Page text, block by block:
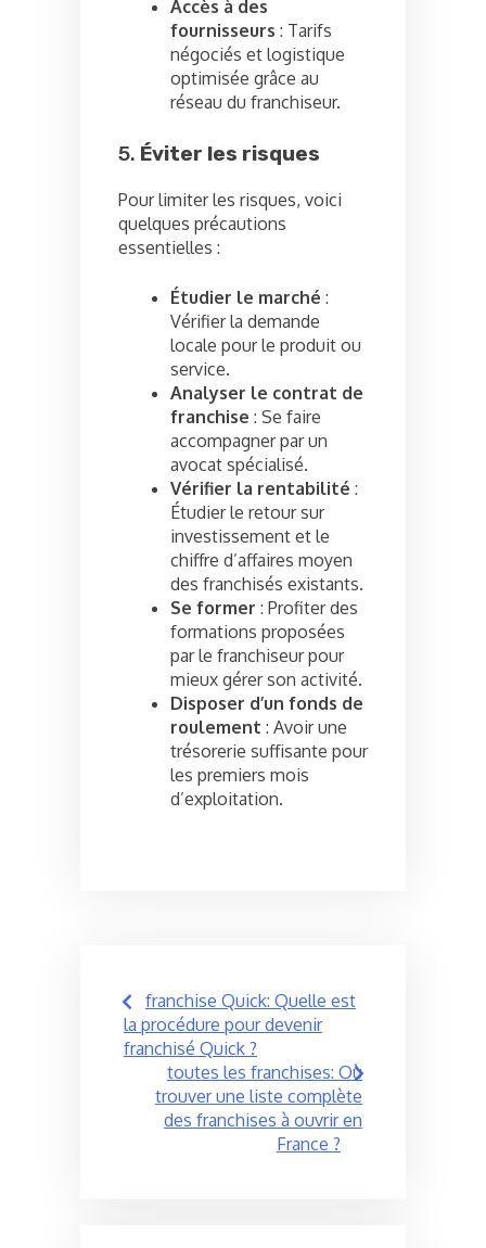
Accès à des
fournisseurs : Tarifs
négociés et logistique
optimisée grâce au
réseau du franchiseur.
5. Éviter les risques
Pour limiter les risques, voici
quelques précautions
essentielles :
Étudier le marché :
Vérifier la demande
locale pour le produit ou
service.
Analyser le contrat de
franchise : Se faire
accompagner par un
avocat spécialisé.
Vérifier la rentabilité :
Étudier le retour sur
investissement et le
chiffre d’affaires moyen
des franchisés existants.
Se former : Profiter des
formations proposées
par le franchiseur pour
mieux gérer son activité.
Disposer d’un fonds de
roulement : Avoir une
trésorerie suffisante pour
les premiers mois
d’exploitation.
Post
navigation
franchise Quick: Quelle est
la procédure pour devenir
franchisé Quick ?
toutes les franchises: Où
trouver une liste complète
des franchises à ouvrir en
France ?